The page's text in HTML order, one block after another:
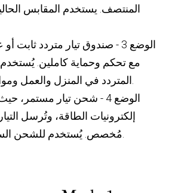
المنتصف. يستخدم المقابس
الوضع 3 - صندوق تيار متردد
مع تحكم وحماية كاملين. يُستخدم
الوضع 4 - شحن تيار
إلكترونيات الطاقة، وتُرسل